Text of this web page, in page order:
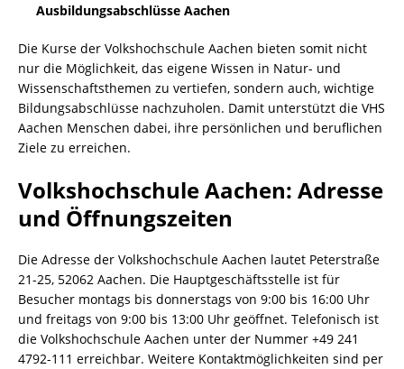
Ausbildungsabschlüsse Aachen
Die Kurse der Volkshochschule Aachen bieten somit nicht
nur die Möglichkeit, das eigene Wissen in Natur- und
Wissenschaftsthemen zu vertiefen, sondern auch, wichtige
Bildungsabschlüsse nachzuholen. Damit unterstützt die VHS
Aachen Menschen dabei, ihre persönlichen und beruflichen
Ziele zu erreichen.
Volkshochschule Aachen: Adresse
und Öffnungszeiten
Die Adresse der Volkshochschule Aachen lautet Peterstraße
21-25, 52062 Aachen. Die Hauptgeschäftsstelle ist für
Besucher montags bis donnerstags von 9:00 bis 16:00 Uhr
und freitags von 9:00 bis 13:00 Uhr geöffnet. Telefonisch ist
die Volkshochschule Aachen unter der Nummer +49 241
4792-111 erreichbar. Weitere Kontaktmöglichkeiten sind per